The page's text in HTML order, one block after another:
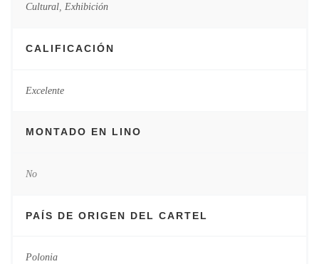
Cultural, Exhibición
CALIFICACIÓN
Excelente
MONTADO EN LINO
No
PAÍS DE ORIGEN DEL CARTEL
Polonia